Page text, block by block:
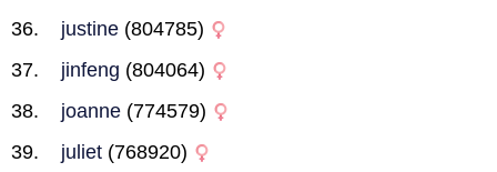
justine (804785)
jinfeng (804064)
joanne (774579)
juliet (768920)